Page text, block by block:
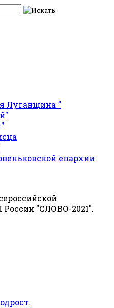
Луганщина "
епархии
"СЛОВО-2021".